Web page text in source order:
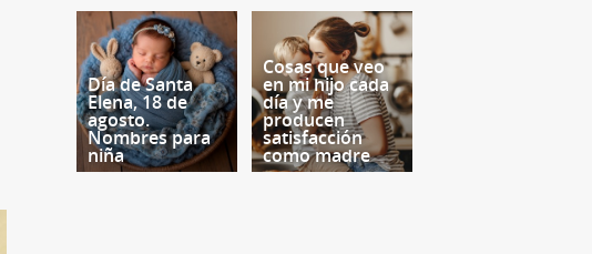
Día de Santa
Elena, 18 de
agosto.
Nombres para
niña
Cosas que veo
en mi hijo cada
día y me
producen
satisfacción
como madre